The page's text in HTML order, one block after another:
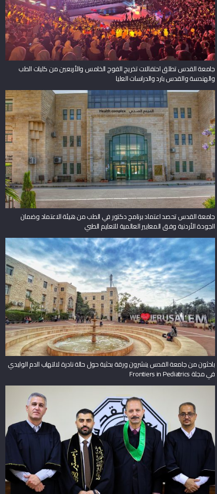
جامعة القدس تطلق احتفالات تخريج الفوج الخامس والأربعين من كليات الطب
والهندسة والقدس بارد والدراسات العليا
جامعة القدس تحصد اعتماد برنامج دكتور في الطب من هيئة الاعتماد وضمان
الجودة الأردنية وفق المعايير العالمية للتعليم الطبي
باحثون من جامعة القدس ينشرون ورقة بحثية حول حالة نادرة لالتهاب الدم الوليدي
في مجلة Frontiers in Pediatrics